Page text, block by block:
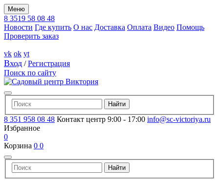
Меню
8 3519 58 08 48
Новости Где купить О нас Доставка Оплата Видео Помощь
Проверить заказ
vk ok yt
Вход /Регистрация
Поиск по сайту
8 351 958 08 48 Контакт центр 9:00 - 17:00 info@sc-victoriya.ru
Избранное
0
Корзина 0 0